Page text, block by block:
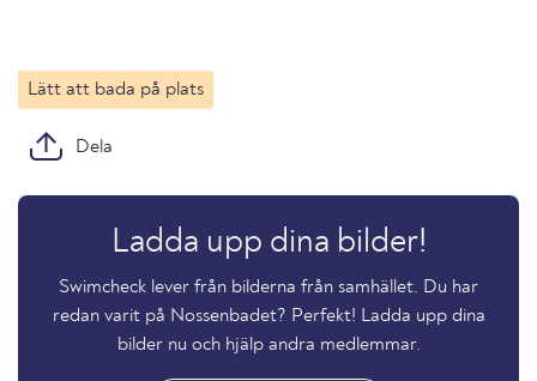
Lätt att bada på plats
Dela
Ladda upp dina bilder!
Swimcheck lever från bilderna från samhället. Du har
redan varit på Nossenbadet? Perfekt! Ladda upp dina
bilder nu och hjälp andra medlemmar.